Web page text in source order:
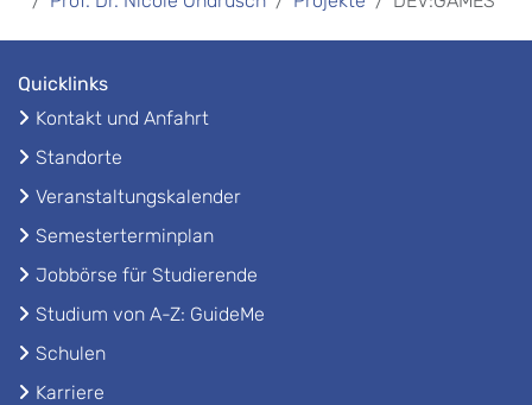
Quicklinks
Kontakt und Anfahrt
Standorte
Veranstaltungskalender
Semesterterminplan
Jobbörse für Studierende
Studium von A-Z: GuideMe
Schulen
Karriere